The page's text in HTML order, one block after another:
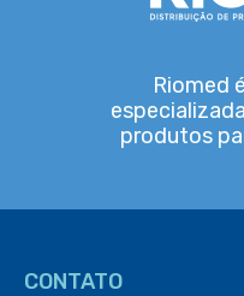
Riomed
produtos
CONTATO